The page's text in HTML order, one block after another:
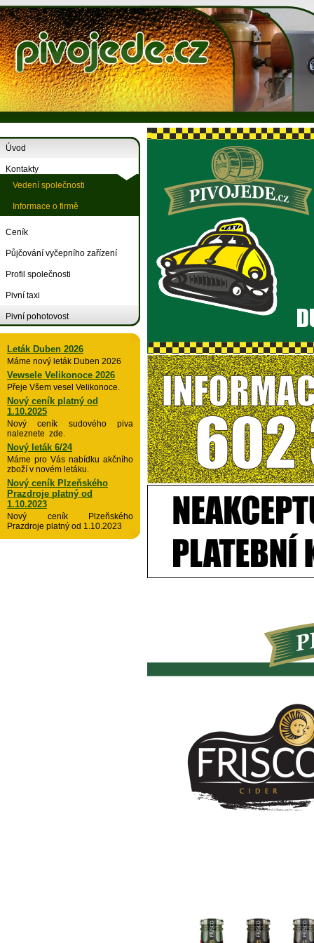
Úvod
Kontakty
Vedení společnosti
Informace o firmě
Ceník
Půjčování vyčepního zařízení
Profil společnosti
Pivní taxi
Pivní pohotovost
Leták Duben 2026
Máme nový leták Duben 2026
Vewsele Velikonoce 2026
Přeje Všem vesel Velikonoce.
Nový ceník platný od
1.10.2025
Nový ceník sudového piva
naleznete zde.
Nový leták 6/24
Máme pro Vás nabídku akčního
zboží v novém letáku.
Nový ceník Plzeňského
Prazdroje platný od
1.10.2023
Nový ceník Plzeňského
Prazdroje platný od 1.10.2023